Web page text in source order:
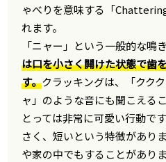
ゃべりを意味する「
れます。
「ニャー」という一般的な鳴
は口を小さく開けた状態で歯
す。クラッキングは、「クク
ャ」のような音にも聞こえる
とっては非常に可愛い行動で
さく、短いという特徴があり
や家の中でもすることがありま